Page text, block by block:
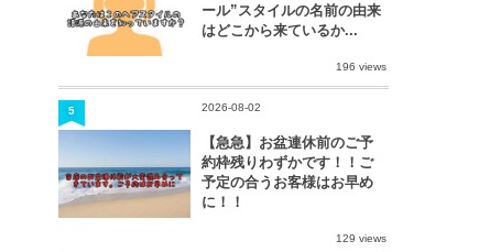
ール”スタイルの名前の由来
はどこから来ているか...
196 views
2026-08-02
【急急】お盆連休前のご予
約枠残りわずかです！！ご
予定の合うお客様はお早め
に！！
129 views
5